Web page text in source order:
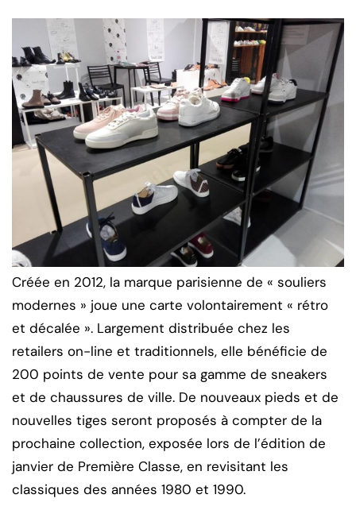
Créée en 2012, la marque parisienne de « souliers
modernes » joue une carte volontairement « rétro
et décalée ». Largement distribuée chez les
retailers on-line et traditionnels, elle bénéficie de
200 points de vente pour sa gamme de sneakers
et de chaussures de ville. De nouveaux pieds et de
nouvelles tiges seront proposés à compter de la
prochaine collection, exposée lors de l’édition de
janvier de Première Classe, en revisitant les
classiques des années 1980 et 1990.